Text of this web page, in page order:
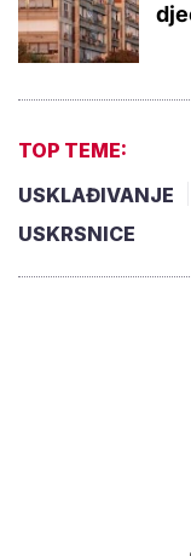
TOP TEME:
USKLAĐIVANJE
USKRSNICE